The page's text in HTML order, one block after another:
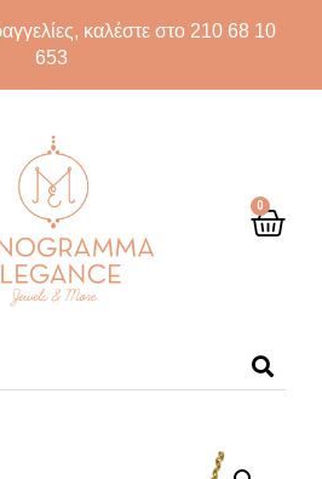
καλέστε στο 210 68 10
653
0